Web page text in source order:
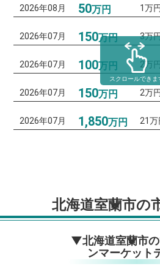
2026年08月 50万円 1万円
2026年07月 150万円 3万
2026年07月 100万円 2万円
2026年07月 150万円 2万円
2026年07月 1,850万円 21万
スクロールできま
北海道室蘭市の
▼北海道室蘭市の
ンマーケット